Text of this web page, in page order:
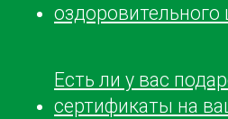
оздоровительного
Есть ли у вас
сертификаты на